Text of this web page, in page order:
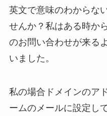
英文で意味のわからな
せんか？私はある時か
のお問い合わせが来る
いました。
私の場合ドメインのア
ームのメールに設定し